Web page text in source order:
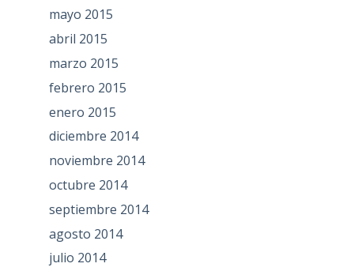
mayo 2015
abril 2015
marzo 2015
febrero 2015
enero 2015
diciembre 2014
noviembre 2014
octubre 2014
septiembre 2014
agosto 2014
julio 2014